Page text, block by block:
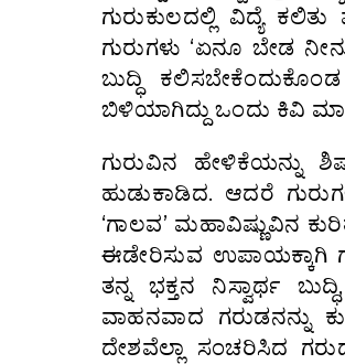
ಗುರುಕುಲದಲ್ಲಿ ವಿದ್ಯೆ
ಗುರುಗಳು ‘ಏನೂ ಬೇಡ
ಬುದ್ಧಿ
ಬಿಳಿಯಾಗಿದ್ದು ಒಂದು ಕಿವಿ
ಗುರುವಿನ ಹೇಳಿಕೆಯನ್ನು
ಹುಡುಕಾಡಿದ. ಆದರೆ
‘ಗಾಲವ’ ಮಹಾವಿಷ್ಣುವಿನ
ಈಡೇರಿಸುವ ಉಪಾಯಕ್ಕಾಗಿ
ತನ್ನ ಭಕ್ತನ ನಿಸ್ವಾರ್ಥ
ವಾಹನವಾದ ಗರುಡನನ್ನು
ದೇಶವೆಲ್ಲಾ ಸಂಚರಿಸಿದ